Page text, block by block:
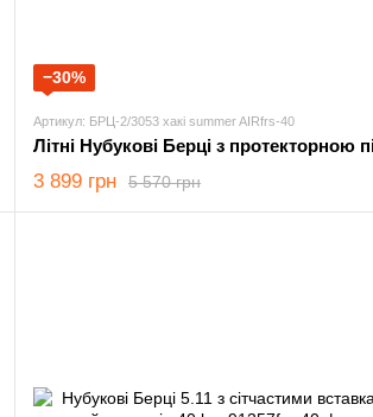
−30%
Артикул: БРЦ-2/3053 хакі summer AIRfrs-40
5 570 грн
3 899 грн